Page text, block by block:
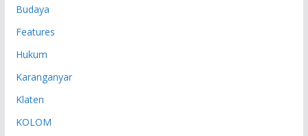
Budaya
Features
Hukum
Karanganyar
Klaten
KOLOM